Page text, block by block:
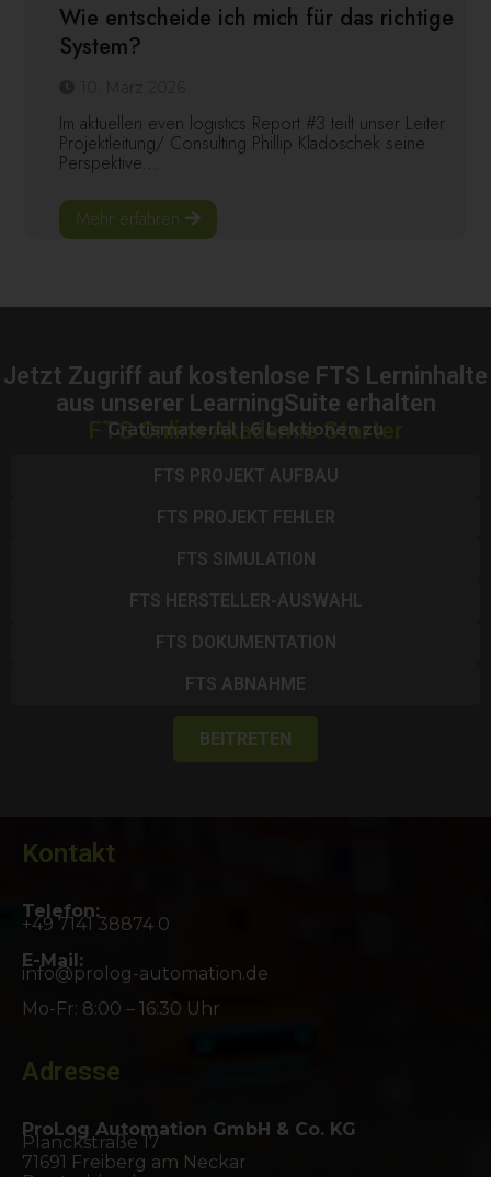
Wie entscheide ich mich für das richtige
System?
Im aktuellen even logistics Report #3 teilt unser Leiter
Projektleitung/ Consulting Phillip Kladoschek seine
Perspektive...
Mehr erfahren
Jetzt Zugriff auf kostenlose FTS Lerninhalte
aus unserer LearningSuite erhalten
FTS Online Akademie Starter
Gratismaterial | 6 Lektionen zu
FTS PROJEKT AUFBAU
FTS PROJEKT FEHLER
FTS SIMULATION
FTS HERSTELLER-AUSWAHL
FTS DOKUMENTATION
FTS ABNAHME
BEITRETEN
Kontakt
Telefon:
+49 7141 38874 0
E-Mail:
info@prolog-automation.de
Mo-Fr: 8:00 – 16:30 Uhr
Adresse
ProLog Automation GmbH & Co. KG
Planckstraße 17
71691 Freiberg am Neckar